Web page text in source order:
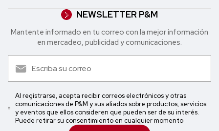
NEWSLETTER P&M
Mantente informado en tu correo con la mejor in formación
en mercadeo, publicidad y comunicaciones.
Al registrarse, acepta recibir correos electrónicos y otras
comunicaciones de P&M y sus aliados sobre productos, servicios
y eventos que ellos consideren que pueden ser de su interés.
Puede retirar su consentimiento en cualquier momento